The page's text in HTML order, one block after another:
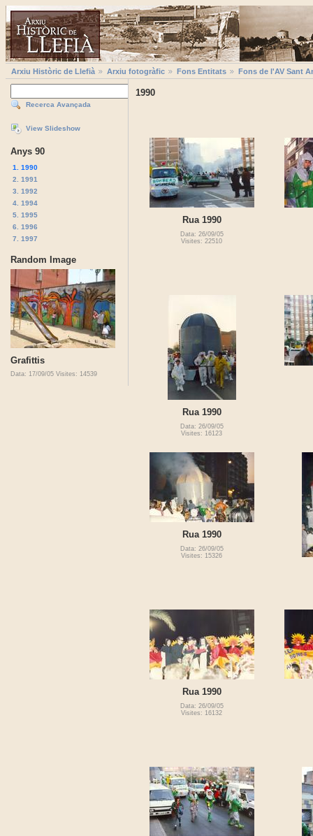
Arxiu Històric de Llefià Arxiu fotogràfic Fons Entitats Fons de l'AV Sant
Recerca Avançada
View Slideshow
Anys 90
1. 1990
2. 1991
3. 1992
4. 1994
5. 1995
6. 1996
7. 1997
Random Image
Grafittis
Data: 17/09/05 Visites: 14539
1990
Rua 1990
Data: 26/09/05
Visites: 22510
Rua 1990
Data: 26/09/05
Visites: 16123
Rua 1990
Data: 26/09/05
Visites: 15326
Rua 1990
Data: 26/09/05
Visites: 16132